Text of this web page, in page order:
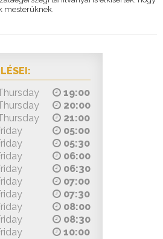
mesterüknek.
19:00
20:00
21:00
05:00
05:30
06:00
06:30
07:00
07:30
08:00
08:30
10:00